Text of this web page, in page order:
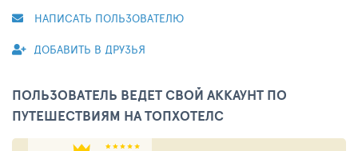
НАПИСАТЬ ПОЛЬЗОВАТЕЛЮ
ДОБАВИТЬ В ДРУЗЬЯ
ПОЛЬЗОВАТЕЛЬ ВЕДЕТ СВОЙ АККАУНТ ПО
ПУТЕШЕСТВИЯМ НА ТОПХОТЕЛС